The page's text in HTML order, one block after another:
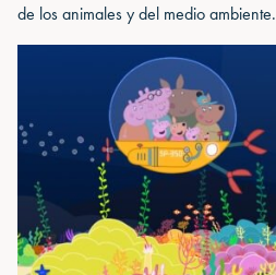
de los animales y del medio ambiente.